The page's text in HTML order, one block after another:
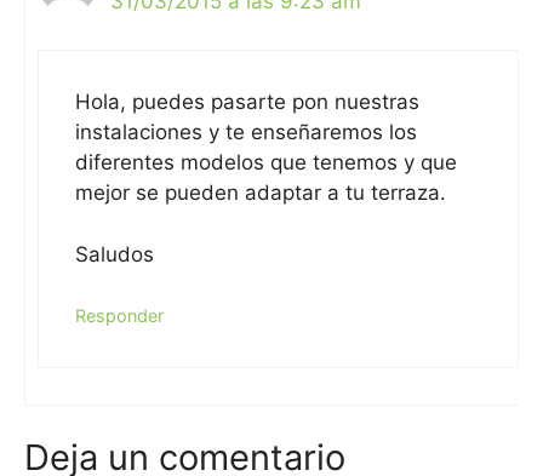
Hola, puedes pasarte pon nuestras
instalaciones y te enseñaremos los
diferentes modelos que tenemos y que
mejor se pueden adaptar a tu terraza.
Saludos
Responder
Deja un comentario